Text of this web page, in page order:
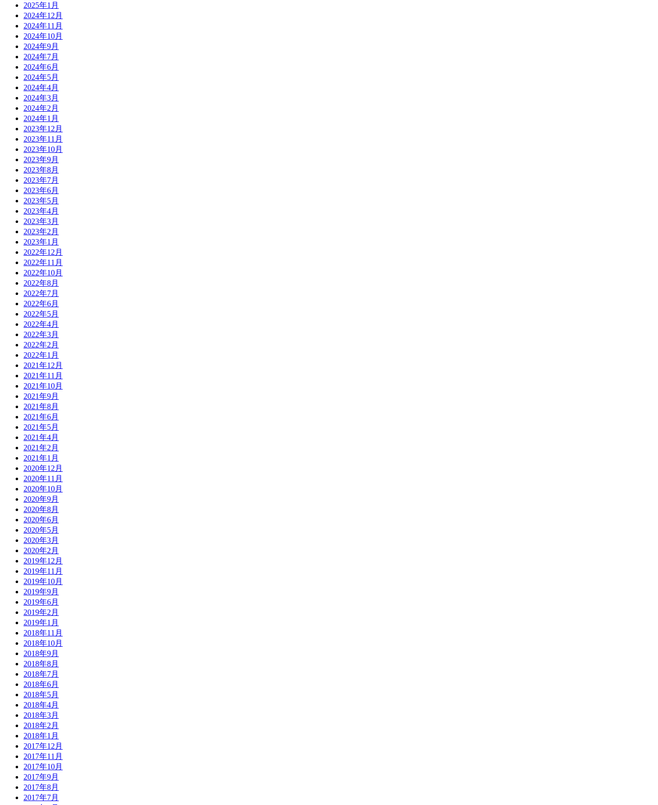
2025年1月
2024年12月
2024年11月
2024年10月
2024年9月
2024年7月
2024年6月
2024年5月
2024年4月
2024年3月
2024年2月
2024年1月
2023年12月
2023年11月
2023年10月
2023年9月
2023年8月
2023年7月
2023年6月
2023年5月
2023年4月
2023年3月
2023年2月
2023年1月
2022年12月
2022年11月
2022年10月
2022年8月
2022年7月
2022年6月
2022年5月
2022年4月
2022年3月
2022年2月
2022年1月
2021年12月
2021年11月
2021年10月
2021年9月
2021年8月
2021年6月
2021年5月
2021年4月
2021年2月
2021年1月
2020年12月
2020年11月
2020年10月
2020年9月
2020年8月
2020年6月
2020年5月
2020年3月
2020年2月
2019年12月
2019年11月
2019年10月
2019年9月
2019年6月
2019年2月
2019年1月
2018年11月
2018年10月
2018年9月
2018年8月
2018年7月
2018年6月
2018年5月
2018年4月
2018年3月
2018年2月
2018年1月
2017年12月
2017年11月
2017年10月
2017年9月
2017年8月
2017年7月